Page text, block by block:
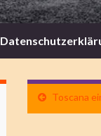
Toscana